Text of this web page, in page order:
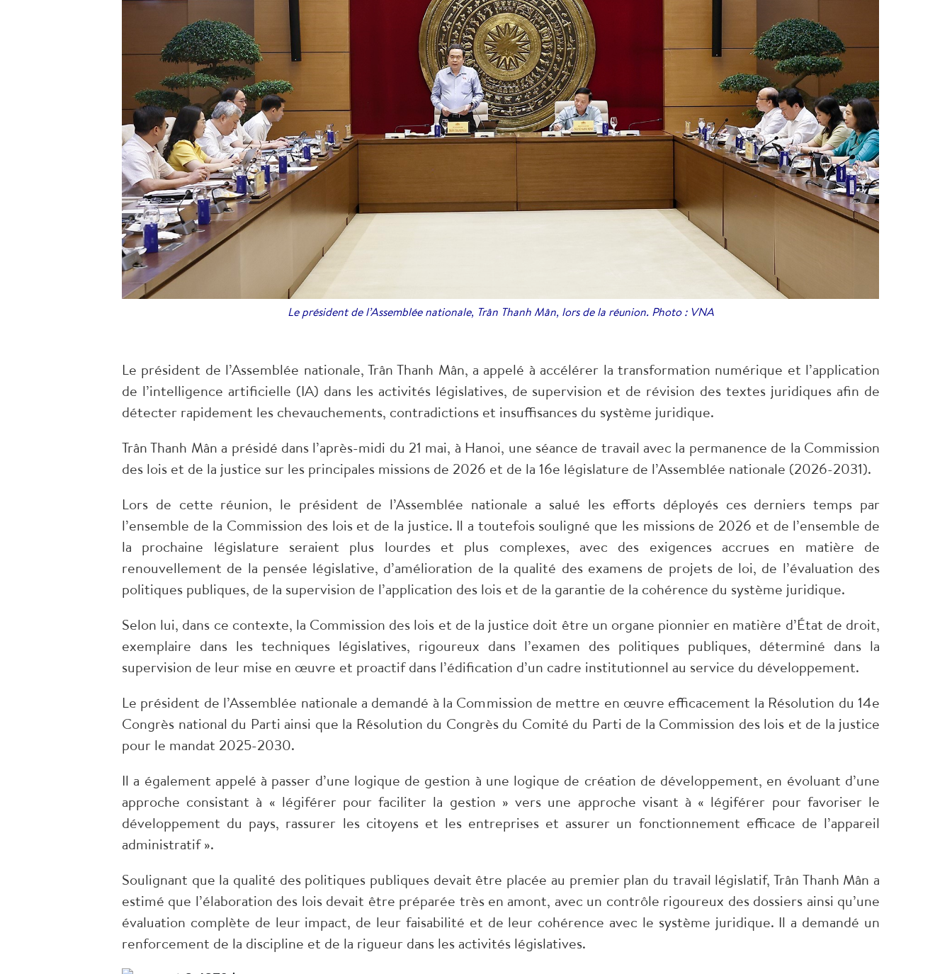
Le président de l’Assemblée nationale, Trân Thanh Mân, lors de la réunion. Photo : VNA
Le président de l’Assemblée nationale, Trân Thanh Mân, a appelé à accélérer la transformation numérique et l’application
de l’intelligence artificielle (IA) dans les activités législatives, de supervision et de révision des textes juridiques afin de
détecter rapidement les chevauchements, contradictions et insuffisances du système juridique.
Trân Thanh Mân a présidé dans l’après-midi du 21 mai, à Hanoi, une séance de travail avec la permanence de la Commission
des lois et de la justice sur les principales missions de 2026 et de la 16e législature de l’Assemblée nationale (2026-2031).
Lors de cette réunion, le président de l’Assemblée nationale a salué les efforts déployés ces derniers temps par
l’ensemble de la Commission des lois et de la justice. Il a toutefois souligné que les missions de 2026 et de l’ensemble de
la prochaine législature seraient plus lourdes et plus complexes, avec des exigences accrues en matière de
renouvellement de la pensée législative, d’amélioration de la qualité des examens de projets de loi, de l’évaluation des
politiques publiques, de la supervision de l’application des lois et de la garantie de la cohérence du système juridique.
Selon lui, dans ce contexte, la Commission des lois et de la justice doit être un organe pionnier en matière d’État de droit,
exemplaire dans les techniques législatives, rigoureux dans l’examen des politiques publiques, déterminé dans la
supervision de leur mise en œuvre et proactif dans l’édification d’un cadre institutionnel au service du développement.
Le président de l’Assemblée nationale a demandé à la Commission de mettre en œuvre efficacement la Résolution du 14e
Congrès national du Parti ainsi que la Résolution du Congrès du Comité du Parti de la Commission des lois et de la justice
pour le mandat 2025-2030.
Il a également appelé à passer d’une logique de gestion à une logique de création de développement, en évoluant d’une
approche consistant à « légiférer pour faciliter la gestion » vers une approche visant à « légiférer pour favoriser le
développement du pays, rassurer les citoyens et les entreprises et assurer un fonctionnement efficace de l’appareil
administratif ».
Soulignant que la qualité des politiques publiques devait être placée au premier plan du travail législatif, Trân Thanh Mân a
estimé que l’élaboration des lois devait être préparée très en amont, avec un contrôle rigoureux des dossiers ainsi qu’une
évaluation complète de leur impact, de leur faisabilité et de leur cohérence avec le système juridique. Il a demandé un
renforcement de la discipline et de la rigueur dans les activités législatives.